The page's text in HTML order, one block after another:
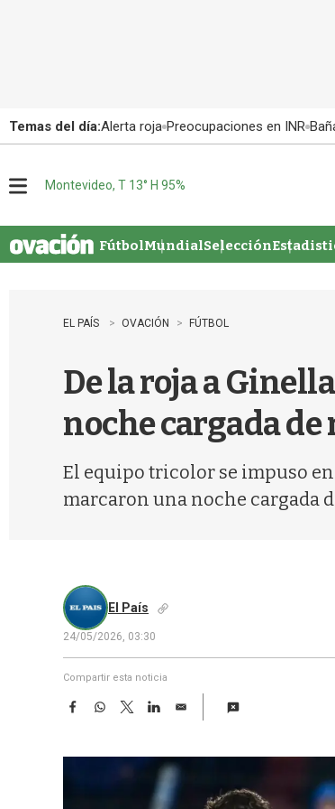
Temas del día:Alerta roja Preocupaciones en INR
u
Montevideo, T 13° H 95%
FútbolMundialSelección
EL PAÍS OVACIÓN FÚTBOL
De la roja a
noche cargada
El equipo tricolor se impuso
marcaron una noche cargada
El País
24/05/2026, 03:30
Compartir esta noticia
F
e
W
t
T
w
t
L
k
e
d
E
i